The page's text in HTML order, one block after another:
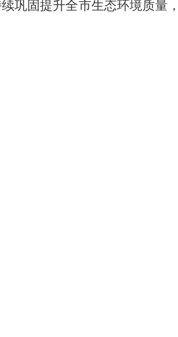
巩固提升全市生态环境质量